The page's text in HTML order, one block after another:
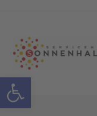
Werkzeugleiste öffnen